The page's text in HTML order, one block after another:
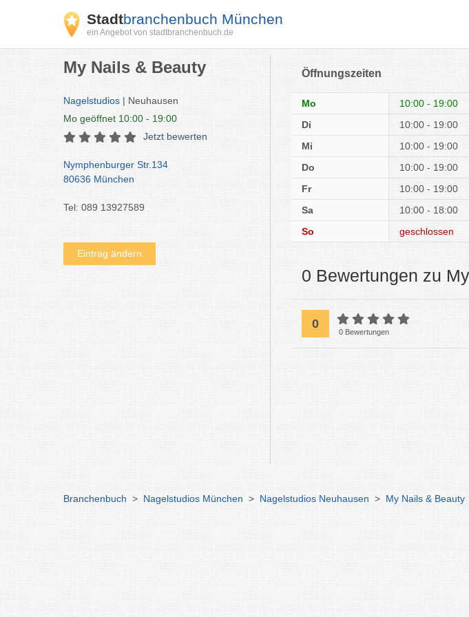
Stadtbranchenbuch München
ein Angebot von stadtbranchenbuch.de
My Nails & Beauty
Nagelstudios | Neuhausen
Mo geöffnet 10:00 - 19:00
Jetzt bewerten
Nymphenburger Str.134
80636 München
Tel: 089 13927589
Eintrag ändern
Öffnungszeiten
Mo
10:00 - 19:00
Di
10:00 - 19:00
Mi
10:00 - 19:00
Do
10:00 - 19:00
Fr
10:00 - 19:00
Sa
10:00 - 18:00
So
geschlossen
0 Bewertungen zu
0
0 Bewertungen
Branchenbuch > Nagelstudios München > Nagelstudios Neuhausen > My Nails & Beauty